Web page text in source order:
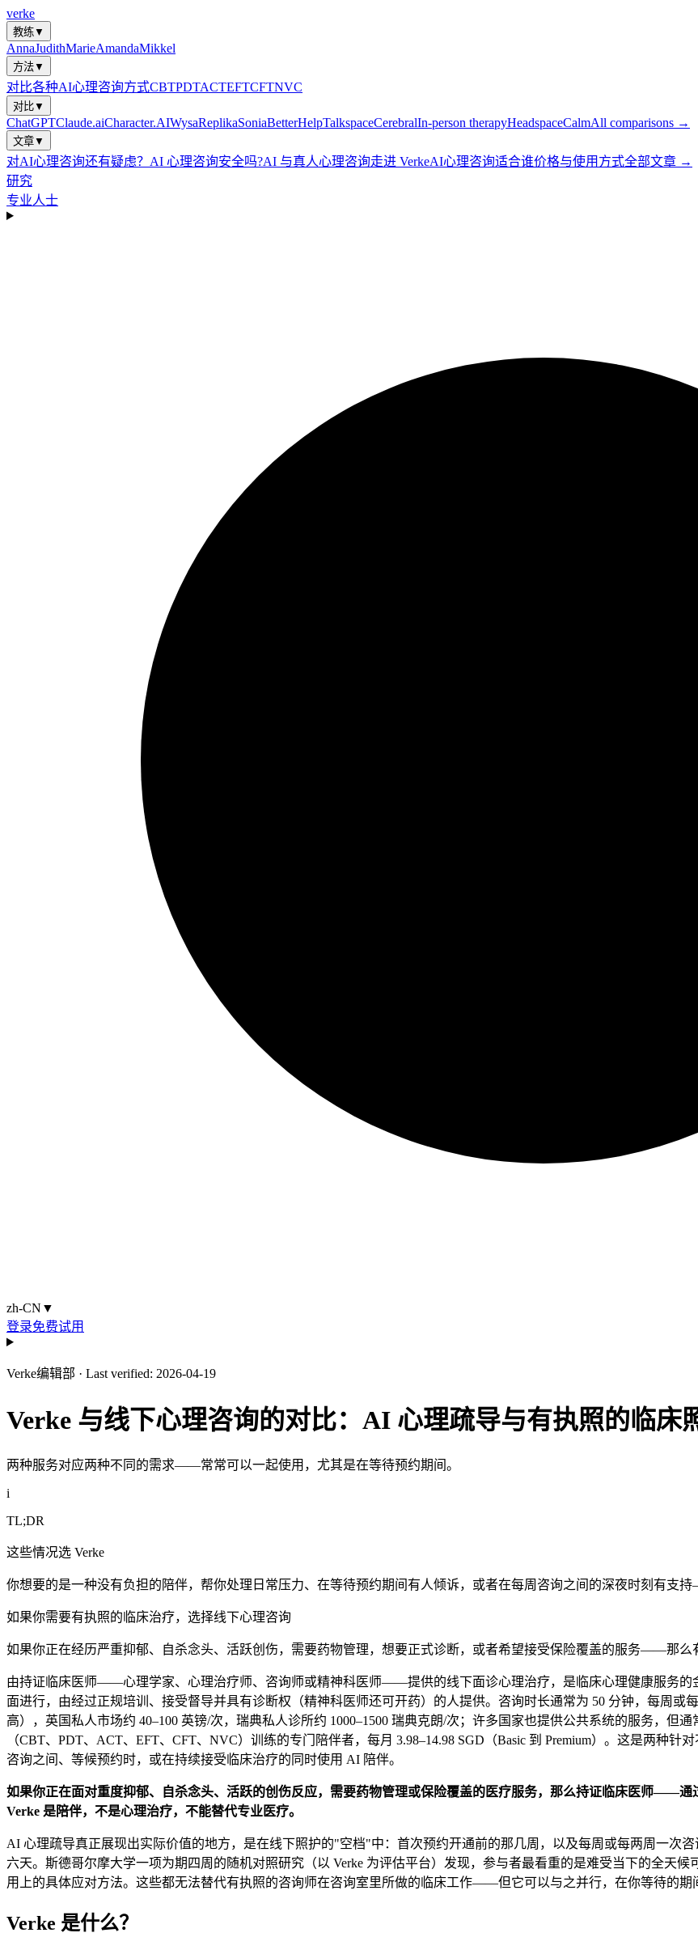
verke
教练▼
AnnaJudithMarieAmandaMikkel
方法▼
对比各种AI心理咨询方式CBTPDTACTEFTCFTNVC
对比▼
ChatGPTClaude.aiCharacter.AIWysaReplikaSoniaBetterHelpTalkspaceCerebralIn-person therapyHeadspaceCalmAll comparisons →
文章▼
对AI心理咨询还有疑虑？ AI 心理咨询安全吗?AI 与真人心理咨询走进 VerkeAI心理咨询适合谁价格与使用方式全部文章 →
研究
专业人士
zh-CN ▼
登录免费试用
Verke编辑部 · Last verified: 2026-04-19
Verke 与线下心理咨询的对比：AI 心理疏导与有执照的临床
两种服务对应两种不同的需求——常常可以一起使用，尤其是在等待预约期间。
i
TL;DR
这些情况选 Verke
你想要的是一种没有负担的陪伴，帮你处理日常压力、在等待预约期间有人倾诉，或者在每周咨询之间的深夜时刻有支
如果你需要有执照的临床治疗，选择线下心理咨询
如果你正在经历严重抑郁、自杀念头、活跃创伤，需要药物管理，想要正式诊断，或者希望接受保险覆盖的服务——那么
由持证临床医师——心理学家、心理治疗师、咨询师或精神科医师——提供的线下面诊心理治疗，是临床心理健康服务的
面进行，由经过正规培训、接受督导并具有诊断权（精神科医师还可开药）的人提供。咨询时长通常为 50 分钟，每周或
高），英国私人市场约 40–100 英镑/次，瑞典私人诊所约 1000–1500 瑞典克朗/次；许多国家也提供公共系统的服务，但
（CBT、PDT、ACT、EFT、CFT、NVC）训练的专门陪伴者，每月 3.98–14.98 SGD （Basic 到 Premium）。这是两种
咨询之间、等候预约时，或在持续接受临床治疗的同时使用 AI 陪伴。
如果你正在面对重度抑郁、自杀念头、活跃的创伤反应，需要药物管理或保险覆盖的医疗服务，那么持证临床医师——
Verke 是陪伴，不是心理治疗，不能替代专业医疗。
AI 心理疏导真正展现出实际价值的地方，是在线下照护的"空档"中：首次预约开通前的那几周，以及每周或每两周一次
六天。斯德哥尔摩大学一项为期四周的随机对照研究（以 Verke 为评估平台）发现，参与者最看重的是难受当下的全天
用上的具体应对方法。这些都无法替代有执照的咨询师在咨询室里所做的临床工作——但它可以与之并行，在你等待的期
Verke 是什么？